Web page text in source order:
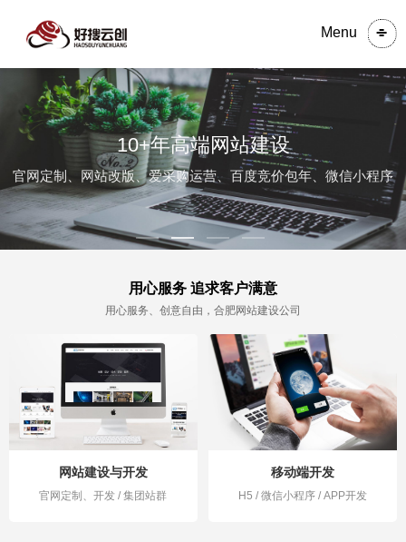
Menu
10+年高端网站建设
官网定制、网站改版、爱采购运营、百度竞价包年、微信小程序
用心服务 追求客户满意
用心服务、创意自由，合肥网站建设公司
网站建设与开发
官网定制、开发 / 集团站群
移动端开发
H5 / 微信小程序 / APP开发